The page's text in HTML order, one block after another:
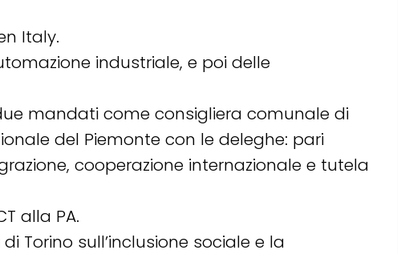
Italy.
industriale, e poi delle
mandati come consigliera comunale di
del Piemonte con le deleghe: pari
cooperazione internazionale e tutela
alla PA.
Torino sull’inclusione sociale e la